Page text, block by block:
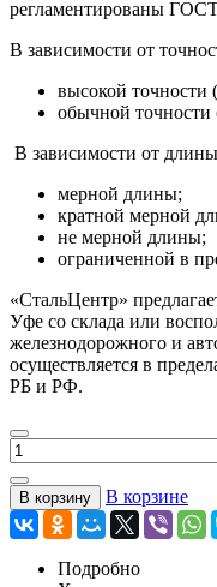
регламентированы
В зависимости от
высокой точности
обычной точности
В зависимости от
мерной длины;
кратной мерной
не мерной длины;
ограниченной в
«СтальЦентр»
Уфе со склада или
железнодорожного и
осуществляется в
РБ и РФ.
В корзину В корзине
Подробно